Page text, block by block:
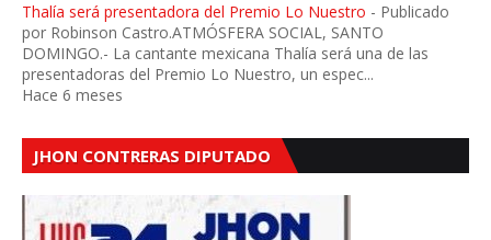
Thalía será presentadora del Premio Lo Nuestro - Publicado
por Robinson Castro.ATMÓSFERA SOCIAL, SANTO
DOMINGO.- La cantante mexicana Thalía será una de las
presentadoras del Premio Lo Nuestro, un espec...
Hace 6 meses
JHON CONTRERAS DIPUTADO